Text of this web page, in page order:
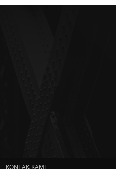
KONTAK KAMI